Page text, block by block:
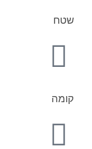
שטח
קומה